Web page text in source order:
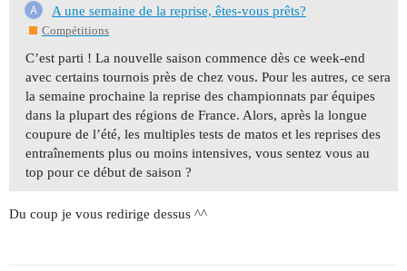
A une semaine de la reprise, êtes-vous prêts?
Compétitions
C’est parti ! La nouvelle saison commence dès ce week-end
avec certains tournois près de chez vous. Pour les autres, ce sera
la semaine prochaine la reprise des championnats par équipes
dans la plupart des régions de France. Alors, après la longue
coupure de l’été, les multiples tests de matos et les reprises des
entraînements plus ou moins intensives, vous sentez vous au
top pour ce début de saison ?
Du coup je vous redirige dessus ^^